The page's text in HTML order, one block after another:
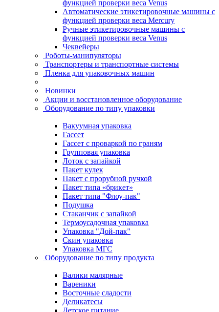
функцией проверки веса Venus
Автоматические этикетировочные машины с
функцией проверки веса Mercury
Ручные этикетировочные машины с
функцией проверки веса Venus
Чеквейеры
Роботы-манипуляторы
Транспортеры и транспортные системы
Пленка для упаковочных машин
Новинки
Акции и восстановленное оборудование
Оборудование по типу упаковки
Вакуумная упаковка
Гассет
Гассет с проваркой по граням
Групповая упаковка
Лоток с запайкой
Пакет кулек
Пакет с прорубной ручкой
Пакет типа «брикет»
Пакет типа "Флоу-пак"
Подушка
Стаканчик с запайкой
Термоусадочная упаковка
Упаковка "Дой-пак"
Скин упаковка
Упаковка МГС
Оборудование по типу продукта
Валики малярные
Вареники
Восточные сладости
Деликатесы
Детское питание